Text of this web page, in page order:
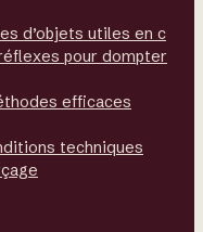
d’objets utiles en c
pour dompter
efficaces
techniques